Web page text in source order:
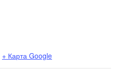
+ Карта Google